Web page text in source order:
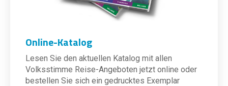
Online-Katalog
Lesen Sie den aktuellen Katalog mit allen
Volksstimme Reise-Angeboten jetzt online oder
bestellen Sie sich ein gedrucktes Exemplar